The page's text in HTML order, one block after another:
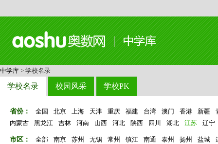
中学库 > 学校名录
学校名录 校园风采 学校PK
省份： 全国 北京 上海 天津 重庆 福建 台湾 澳门 香港 新疆
内蒙古
黑龙江 吉林 河南 山西 河北 陕西 四川 湖北 江苏 辽宁
市区： 全部 南京 苏州 无锡 常州 镇江 南通 泰州 扬州 盐城